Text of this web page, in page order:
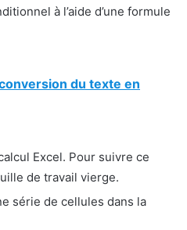
à l’aide d’une formule
du texte en
Excel. Pour suivre ce
de travail vierge.
série de cellules dans la